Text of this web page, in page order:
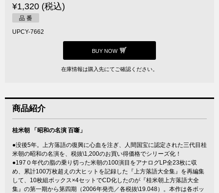
¥1,320 (税込)
品 番
UPCY-7662
BUY NOW
在庫情報は購入先にてご確認ください。
商品紹介
桂米朝 「昭和の名演 百噺」
●没後5年。上方落語の復興に心血を注ぎ、人間国宝に認定された三代目桂
米朝の昭和の名演を、税抜\1,200のお買い得価格でシリーズ化！
●197０年代の脂の乗り切った米朝の100演目をアナログLP全23枚に収
め、累計100万枚超えの大ヒットを記録した『上方落語大全集』を再編集
して、10枚組ボックス×4セットでCD化したのが『桂米朝上方落語大全
集』の第一期から第四期（2006年発売／各税抜\19.048）。本作は各ボッ